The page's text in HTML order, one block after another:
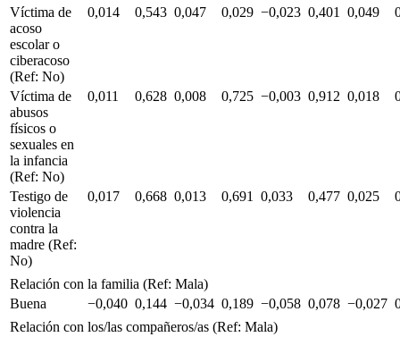
Víctima de
acoso
escolar o
ciberacoso
(Ref: No)
0,014 0,543 0,047 0,029 −0,023 0,401 0,049
Víctima de
abusos
físicos o
sexuales en
la infancia
(Ref: No)
0,011 0,628 0,008 0,725 −0,003 0,912 0,018
Testigo de
violencia
contra la
madre (Ref:
No)
0,017 0,668 0,013 0,691 0,033 0,477 0,025
Relación con la familia (Ref: Mala)
Buena
−0,040 0,144 −0,034 0,189 −0,058 0,078 −0,027
Relación con los/las compañeros/as (Ref: Mala)